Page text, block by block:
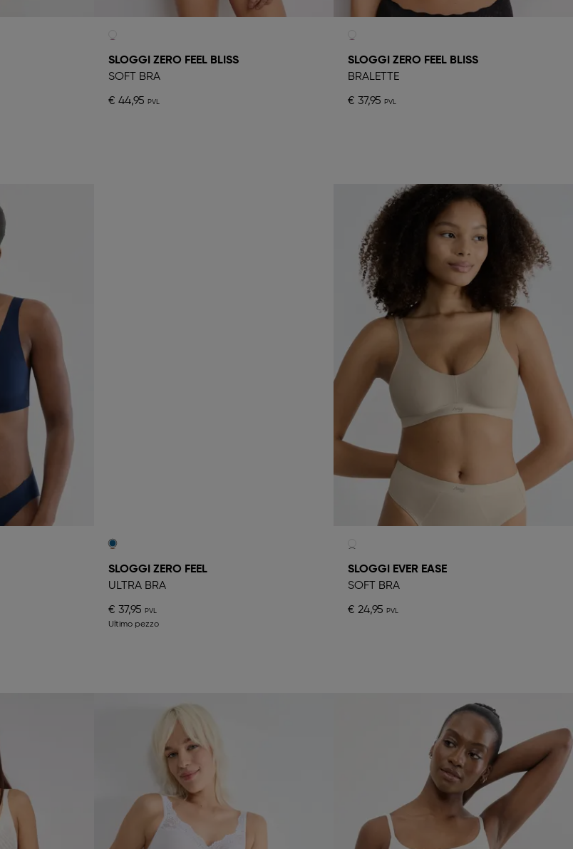
SLOGGI ZERO FEEL BLISS
SOFT BRA
€ 44,95
SLOGGI ZERO FEEL BLISS
BRALETTE
€ 37,95
SLOGGI ZERO FEEL
ULTRA BRA
€ 37,95
Ultimo pezzo
SLOGGI EVER EASE
SOFT BRA
€ 24,95